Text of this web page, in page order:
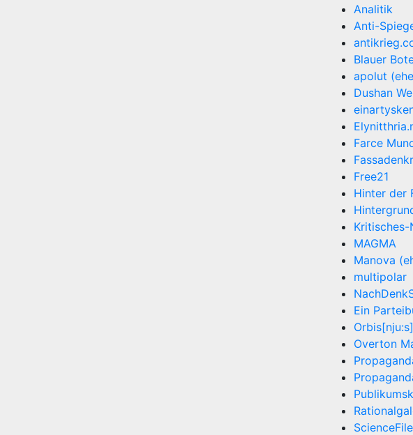
Analitik
Anti-
Blauer
apolut
Dushan
Farce
Free21
Hinter der
MAGMA
Manova
multipolar
Ein
Orbis[nju:s]
Overton